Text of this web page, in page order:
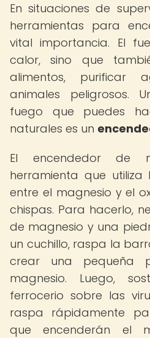
En situaciones de
herramientas para
vital importancia. El
calor, sino que
alimentos, purificar
animales peligrosos.
fuego que puedes
naturales es un
El encendedor de
herramienta que
entre el magnesio y el
chispas. Para hacerlo,
de magnesio y una
un cuchillo, raspa la
crear una pequeña
magnesio. Luego,
ferrocerio sobre las
raspa rápidamente
que encenderán el